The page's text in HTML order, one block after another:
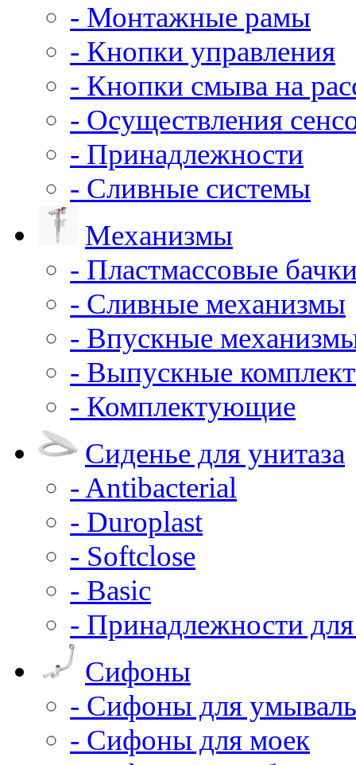
- Монтажные рамы
- Кнопки управления
- Кнопки смыва на
- Осуществления
- Принадлежности
- Сливные системы
Механизмы
- Пластмассовые
- Сливные механизмы
- Впускные
- Выпускные
- Комплектующие
Сиденье для унитаза
- Antibacterial
- Duroplast
- Softclose
- Basic
- Принадлежности
Сифоны
- Сифоны для
- Сифоны для моек